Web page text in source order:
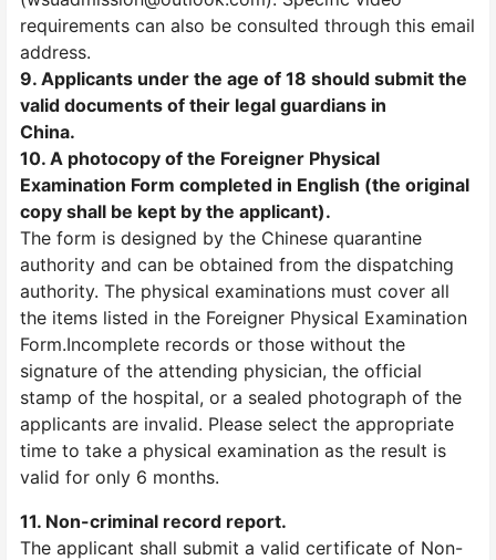
requirements can also be consulted through this email
address.
9. Applicants under the age of 18 should submit the
valid documents of their legal guardians in
China.
10. A photocopy of the Foreigner Physical
Examination Form completed in English (the original
copy shall be kept by the applicant).
The form is designed by the Chinese quarantine
authority and can be obtained from the dispatching
authority. The physical examinations must cover all
the items listed in the Foreigner Physical Examination
Form.Incomplete records or those without the
signature of the attending physician, the official
stamp of the hospital, or a sealed photograph of the
applicants are invalid. Please select the appropriate
time to take a physical examination as the result is
valid for only 6 months.
11. Non-criminal record report.
The applicant shall submit a valid certificate of Non-